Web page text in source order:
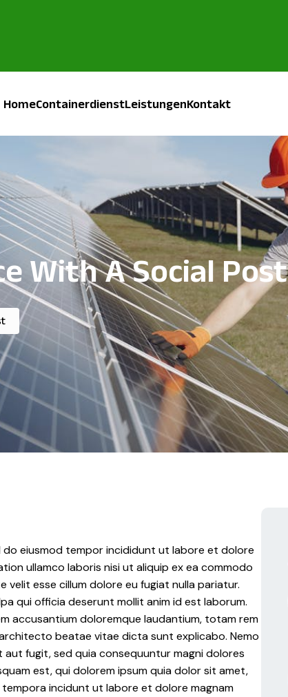
HomeContainerdienstLeistungenKontakt
With A Social Post
eiusmod tempor incididunt ut labore et dolore
ullamco laboris nisi ut aliquip ex ea commodo
esse cillum dolore eu fugiat nulla pariatur.
qui officia deserunt mollit anim id est laborum.
accusantium doloremque laudantium, totam rem
beatae vitae dicta sunt explicabo. Nemo
fugit, sed quia consequuntur magni dolores
est, qui dolorem ipsum quia dolor sit amet,
incidunt ut labore et dolore magnam